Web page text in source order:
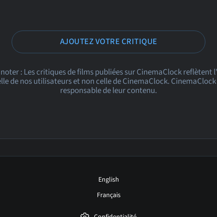
AJOUTEZ VOTRE CRITIQUE
: Les critiques de films publiées sur CinemaClock reflètent
de nos utilisateurs et non celle de CinemaClock.
responsable de leur contenu.
English
Français